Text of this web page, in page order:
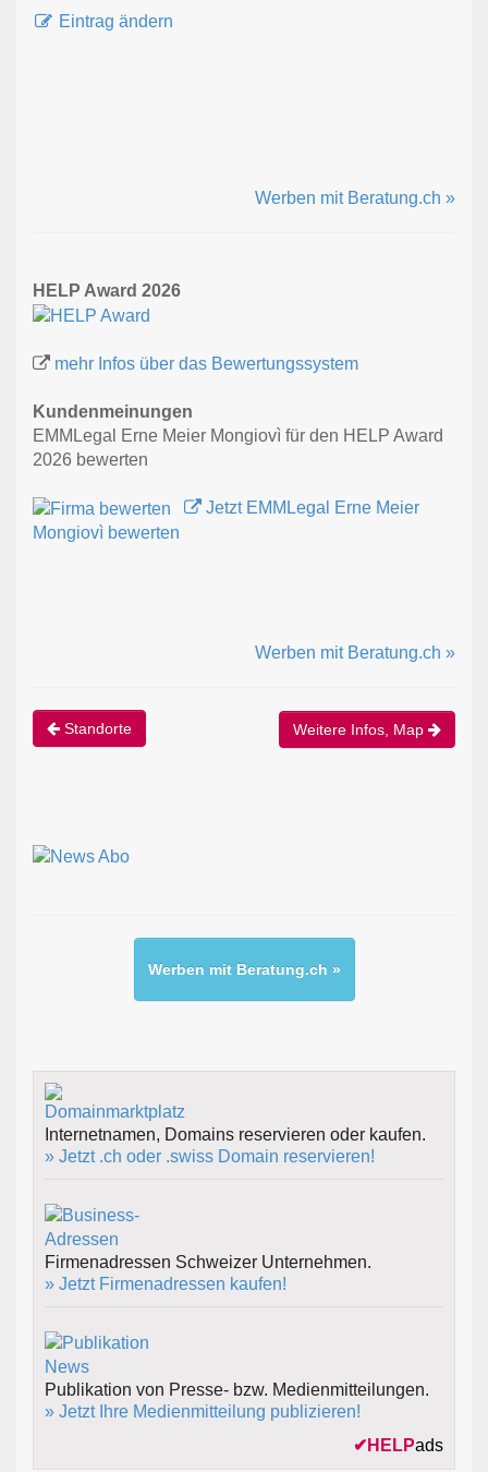
Eintrag ändern
Werben mit Beratung.ch »
HELP Award 2026
mehr Infos über das Bewertungssystem
Kundenmeinungen
EMMLegal Erne Meier Mongiovì für den HELP Award
2026 bewerten
Jetzt EMMLegal Erne Meier
Mongiovì bewerten
Werben mit Beratung.ch »
Standorte Weitere Infos, Map
Werben mit Beratung.ch »
Internetnamen, Domains reservieren oder kaufen.
» Jetzt .ch oder .swiss Domain reservieren!
Firmenadressen Schweizer Unternehmen.
» Jetzt Firmenadressen kaufen!
Publikation von Presse- bzw. Medienmitteilungen.
» Jetzt Ihre Medienmitteilung publizieren!
✔ HELPads